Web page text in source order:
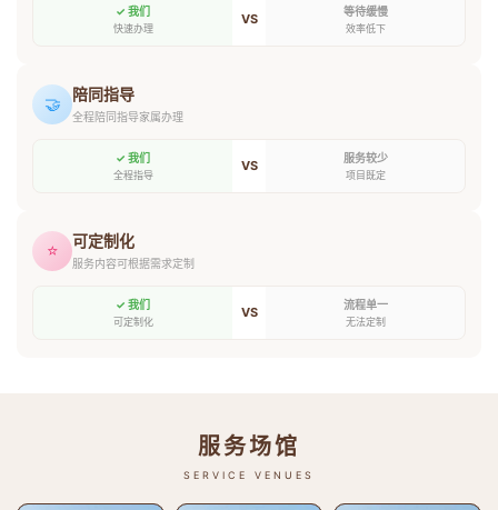
✓ 我们
快速办理
VS 等待缓慢
效率低下
🤝 陪同指导
全程陪同指导家属办理
✓ 我们
全程指导
VS 服务较少
项目既定
⭐ 可定制化
服务内容可根据需求定制
✓ 我们
可定制化
VS 流程单一
无法定制
服务场馆
SERVICE VENUES